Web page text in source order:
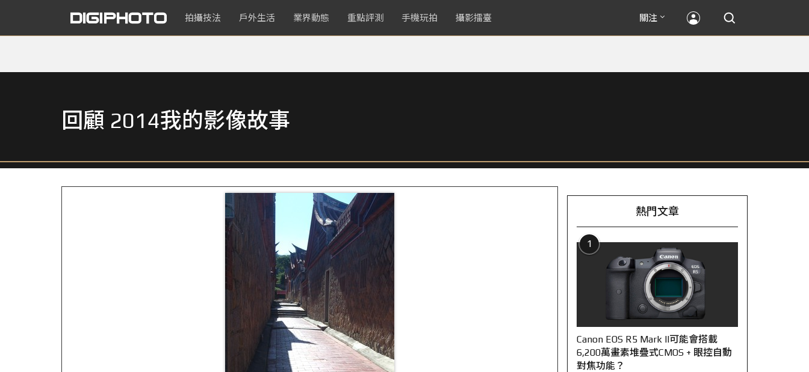
拍攝技法 戶外生活 業界動態 重點評測 手機玩拍 攝影擂臺 關注
回顧 2014我的影像故事
熱門文章
1
Canon EOS R5 Mark II可能會搭載
6,200萬畫素堆疊式CMOS + 眼控自動
對焦功能？